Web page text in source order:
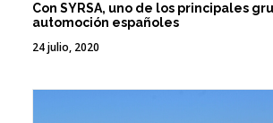
Con SYRSA, uno de los principales
automoción españoles
24 julio, 2020